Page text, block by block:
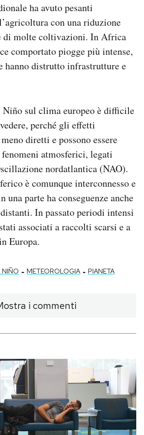
ha avuto pesanti
con una riduzione
di molte coltivazioni. In Africa
comportato piogge più intense,
hanno distrutto infrastrutture e
Niño sul clima europeo è difficile
perché gli effetti
diretti e possono essere
atmosferici, legati
nordatlantica (NAO).
è comunque interconnesso e
una parte ha conseguenze anche
In passato periodi intensi
associati a raccolti scarsi e a
Europa.
NIÑO - METEOROLOGIA - PIANETA
i commenti